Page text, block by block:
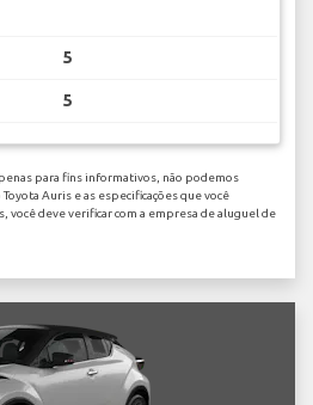
5
5
para fins informativos, não podemos
Auris e as especificações que você
você deve verificar com a empresa de aluguel de